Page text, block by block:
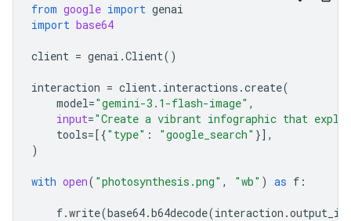
from google import genai
import base64
client = genai .Client()
interaction = client. interactions .create(
model="gemini-3.1-flash-image" ,
input="Create a vibrant infographic that
tools=[{"type" : "google_search" }],
)
with open( "photosynthesis.png" , "wb" ) as f :
f.write(base64.b64decode(interaction .